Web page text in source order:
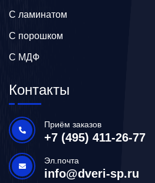
С ламинатом
С порошком
С МДФ
Контакты
Приём заказов
+7 (495) 411-26-77
Эл.почта
info@dveri-sp.ru